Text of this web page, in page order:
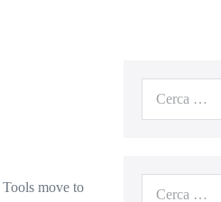
Tools move to